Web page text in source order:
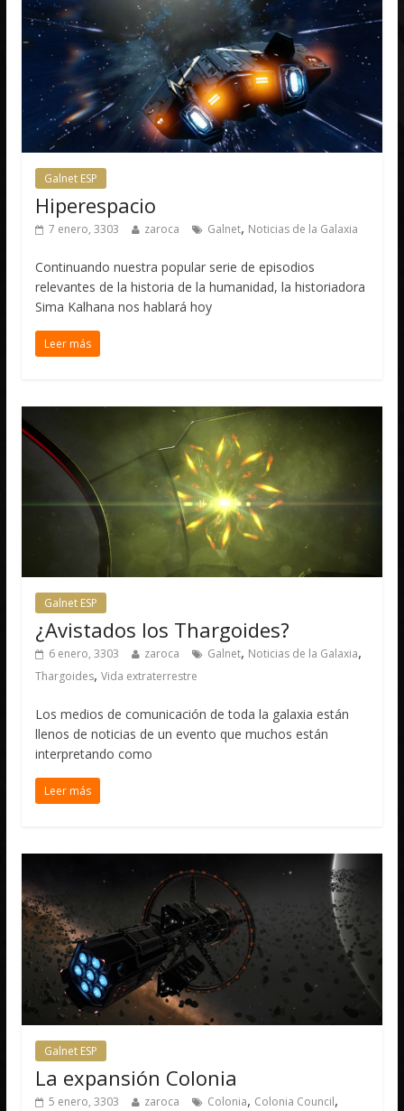
Galnet ESP
Hiperespacio
7 enero, 3303 zaroca Galnet, Noticias de la Galaxia
Continuando nuestra popular serie de episodios
relevantes de la historia de la humanidad, la historiadora
Sima Kalhana nos hablará hoy
Leer más
Galnet ESP
¿Avistados los Thargoides?
6 enero, 3303 zaroca Galnet, Noticias de la Galaxia,
Thargoides,Vida extraterrestre
Los medios de comunicación de toda la galaxia están
llenos de noticias de un evento que muchos están
interpretando como
Leer más
Galnet ESP
La expansión Colonia
5 enero, 3303 zaroca Colonia, Colonia Council,